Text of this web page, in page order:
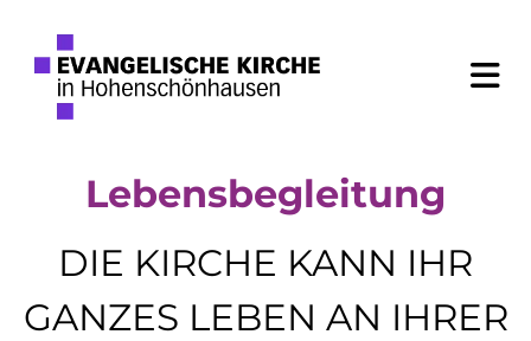
Lebensbegleitung
DIE KIRCHE KANN IHR
GANZES LEBEN AN IHRER